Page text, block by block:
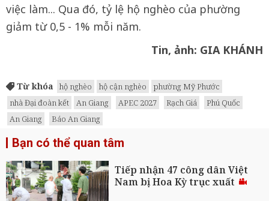
việc làm... Qua đó, tỷ lệ hộ nghèo của phường
giảm từ 0,5 - 1% mỗi năm.
Tin, ảnh: GIA KHÁNH
Từ khóa hộ nghèo hộ cận nghèo
phường Mỹ Phước
nhà Đại đoàn kết
An Giang APEC 2027 Rạch Giá
Phú Quốc
An Giang
Báo An Giang
Bạn có thể quan tâm
Tiếp nhận 47 công dân Việt
Nam bị Hoa Kỳ trục xuất